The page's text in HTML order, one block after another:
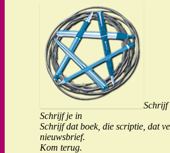
Schrijf
Schrijf je in
Schrijf dat boek, die scriptie, dat
nieuwsbrief.
Kom terug.